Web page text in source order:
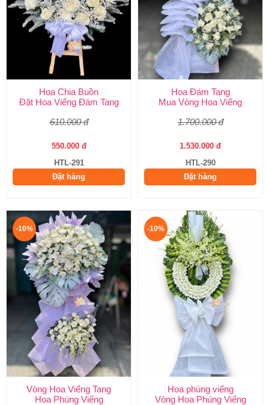
Hoa Chia Buồn
Đặt Hoa Viếng Đám Tang
610.000 đ
550.000 đ
HTL-291
Đặt hàng
Hoa Đám Tang
Mua Vòng Hoa Viếng
1.700.000 đ
1.530.000 đ
HTL-290
Đặt hàng
-10%
Vòng Hoa Viếng Tang
Hoa Phúng Viếng
-10%
Hoa phúng viếng
Vòng Hoa Phúng Viếng